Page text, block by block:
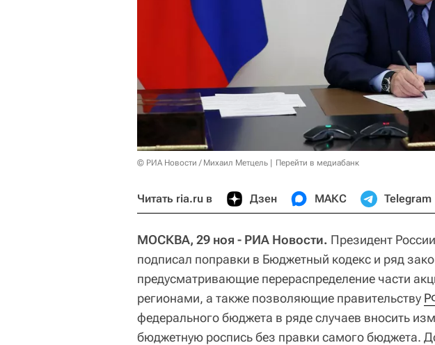
© РИА Новости / Михаил Метцель Перейти в медиабанк
Читать ria.ru в Дзен МАКС Telegram
МОСКВА, 29 ноя - РИА Новости. Президент России
подписал поправки в Бюджетный кодекс и ряд
предусматривающие перераспределение части
регионами, а также позволяющие правительству
федерального бюджета в ряде случаев вносить
бюджетную роспись без правки самого бюджета.